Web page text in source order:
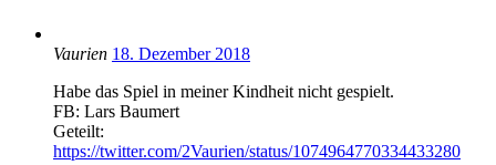
Vaurien 18. Dezember 2018
Habe das Spiel in meiner Kindheit nicht gespielt.
FB: Lars Baumert
Geteilt:
https://twitter.com/2Vaurien/status/1074964770334433280